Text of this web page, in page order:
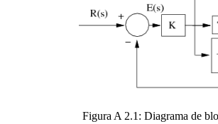
Figura A 2.1: Diagrama de